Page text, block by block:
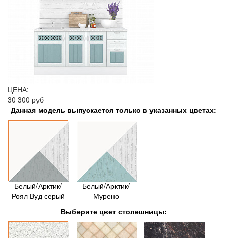
ЦЕНА:
30 300 руб
Данная модель выпускается только в указанных цветах:
Белый/Арктик/
Роял Вуд серый
Белый/Арктик/
Мурено
Выберите цвет столешницы: